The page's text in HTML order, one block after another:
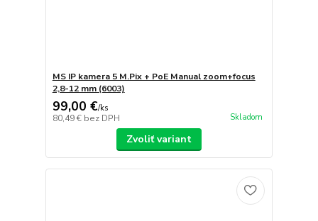
MS IP kamera 5 M.Pix + PoE Manual zoom+focus
2,8-12 mm (6003)
99,00 €/ks
80,49 € bez DPH Skladom
Zvoliť variant